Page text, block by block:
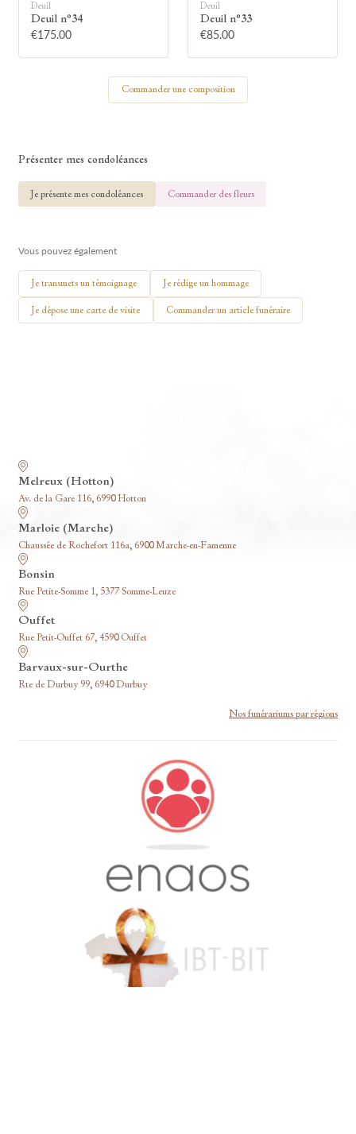
Deuil
Deuil n°34
€175.00
Deuil
Deuil n°33
€85.00
Commander une composition
Présenter mes condoléances
Je présente mes condoléances Commander des fleurs
Vous pouvez également
Je transmets un témoignage Je rédige un hommage
Je dépose une carte de visite Commander un article funéraire
Melreux (Hotton)
Av. de la Gare 116, 6990 Hotton
Marloie (Marche)
Chaussée de Rochefort 116a, 6900 Marche-en-Famenne
Bonsin
Rue Petite-Somme 1, 5377 Somme-Leuze
Ouffet
Rue Petit-Ouffet 67, 4590 Ouffet
Barvaux-sur-Ourthe
Rte de Durbuy 99, 6940 Durbuy
Nos funérariums par régions